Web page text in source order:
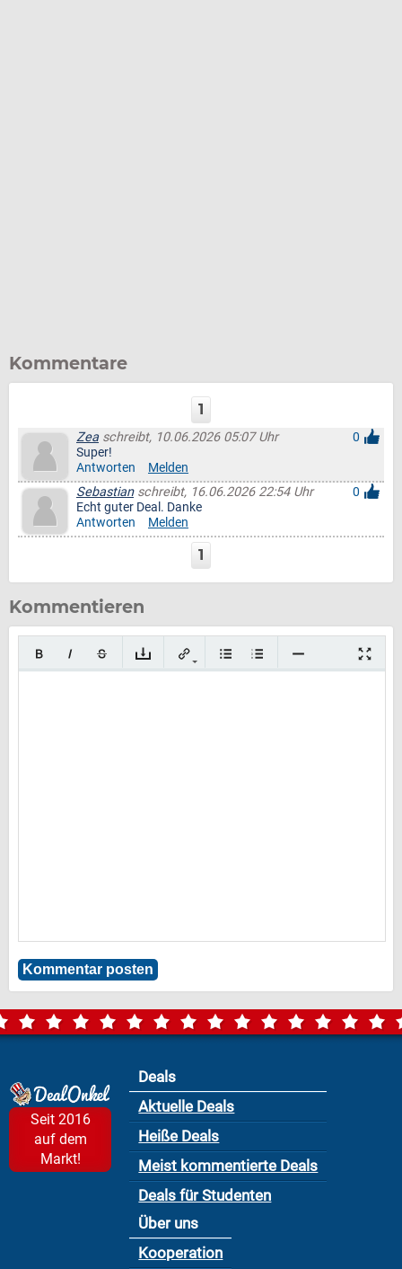
Kommentare
1
Zea schreibt, 10.06.2026 05:07 Uhr
0
Super!
Antworten
Melden
Sebastianschreibt, 16.06.2026 22:54 Uhr
0
Echt guter Deal. Danke
Antworten
Melden
1
Kommentieren
Seit 2016
auf dem
Markt!
Deals
Aktuelle Deals
Heiße Deals
Meist kommentierte Deals
Deals für Studenten
Über uns
Kooperation